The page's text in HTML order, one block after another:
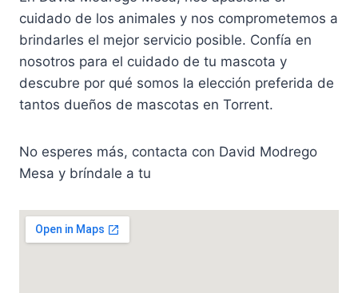
cuidado de los animales y nos comprometemos a
brindarles el mejor servicio posible. Confía en
nosotros para el cuidado de tu mascota y
descubre por qué somos la elección preferida de
tantos dueños de mascotas en Torrent.
No esperes más, contacta con David Modrego
Mesa y bríndale a tu